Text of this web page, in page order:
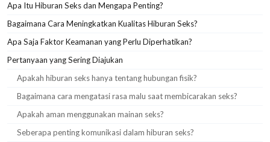
Apa Itu Hiburan Seks dan Mengapa Penting?
Bagaimana Cara Meningkatkan Kualitas Hiburan Seks?
Apa Saja Faktor Keamanan yang Perlu Diperhatikan?
Pertanyaan yang Sering Diajukan
Apakah hiburan seks hanya tentang hubungan fisik?
Bagaimana cara mengatasi rasa malu saat membicarakan seks?
Apakah aman menggunakan mainan seks?
Seberapa penting komunikasi dalam hiburan seks?